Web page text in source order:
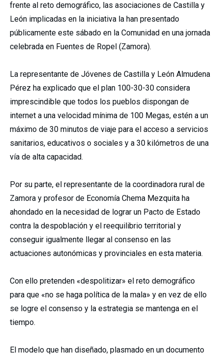
frente al reto demográfico, las asociaciones de Castilla y
León implicadas en la iniciativa la han presentado
públicamente este sábado en la Comunidad en una jornada
celebrada en Fuentes de Ropel (Zamora).
La representante de Jóvenes de Castilla y León Almudena
Pérez ha explicado que el plan 100-30-30 considera
imprescindible que todos los pueblos dispongan de
internet a una velocidad mínima de 100 Megas, estén a un
máximo de 30 minutos de viaje para el acceso a servicios
sanitarios, educativos o sociales y a 30 kilómetros de una
vía de alta capacidad.
Por su parte, el representante de la coordinadora rural de
Zamora y profesor de Economía Chema Mezquita ha
ahondado en la necesidad de lograr un Pacto de Estado
contra la despoblación y el reequilibrio territorial y
conseguir igualmente llegar al consenso en las
actuaciones autonómicas y provinciales en esta materia.
Con ello pretenden «despolitizar» el reto demográfico
para que «no se haga política de la mala» y en vez de ello
se logre el consenso y la estrategia se mantenga en el
tiempo.
El modelo que han diseñado, plasmado en un documento